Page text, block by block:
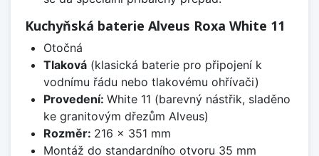
Kuchyňská baterie Alveus Roxa White 11
Otočná
Tlaková(klasická baterie pro připojení k
vodnímu řádu nebo tlakovému ohřívači)
Provedení: White 11 (barevný nástřik, sladěno
ke granitovým dřezům Alveus)
Rozměr: 216 x 351 mm
Montáž do standardního otvoru 35 mm